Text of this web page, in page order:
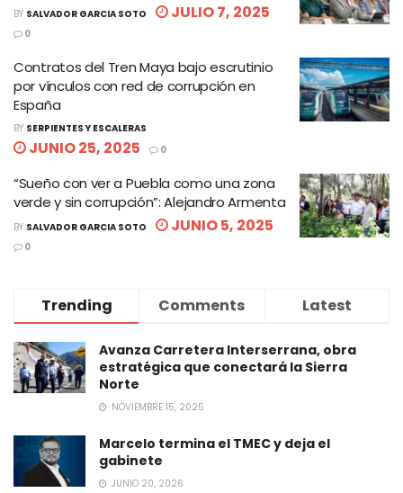
BY SALVADOR GARCIA SOTO JULIO 7, 2025
0
Contratos del Tren Maya bajo escrutinio
por vínculos con red de corrupción en
España
BY SERPIENTES Y ESCALERAS
JUNIO 25, 2025 0
“Sueño con ver a Puebla como una zona
verde y sin corrupción”: Alejandro Armenta
BY SALVADOR GARCIA SOTO JUNIO 5, 2025
0
Trending Comments Latest
Avanza Carretera Interserrana, obra
estratégica que conectará la Sierra
Norte
NOVIEMBRE 15, 2025
Marcelo termina el TMEC y deja el
gabinete
JUNIO 20, 2026